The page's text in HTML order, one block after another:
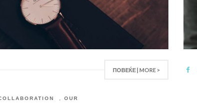
ПОВЕЌЕ | MORE >
OUR